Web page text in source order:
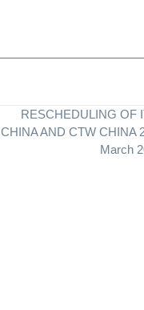
RESCHEDULING OF
CHINA AND CTW CHINA
March